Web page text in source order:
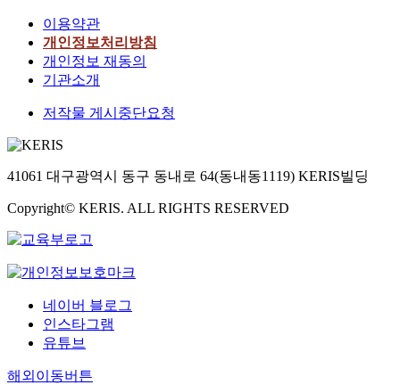
이용약관
개인정보처리방침
개인정보 재동의
기관소개
저작물 게시중단요청
41061 대구광역시 동구 동내로 64(동내동1119) KERIS빌딩
Copyright© KERIS. ALL RIGHTS RESERVED
네이버 블로그
인스타그램
유튜브
해외이동버튼